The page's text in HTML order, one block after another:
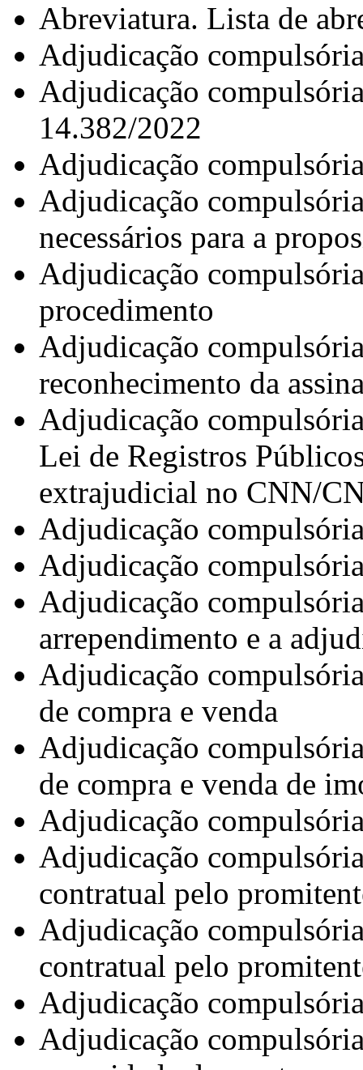
Abreviatura. Lista de
Adjudicação
Adjudicação
14.382/2022
Adjudicação
Adjudicação
necessários para a
Adjudicação
procedimento
Adjudicação
reconhecimento da
Adjudicação
Lei de Registros
extrajudicial no CNN/
Adjudicação
Adjudicação
Adjudicação
arrependimento e a
Adjudicação
de compra e venda
Adjudicação
de compra e venda de
Adjudicação
Adjudicação
contratual pelo
Adjudicação
contratual pelo
Adjudicação
Adjudicação